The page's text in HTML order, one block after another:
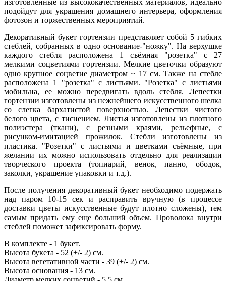
изготовленные из высококачественных материалов, идеально
подойдут для украшения домашнего интерьера, оформления
фотозон и торжественных мероприятий.
Декоративный букет гортензии представляет собой 5 гибких
стеблей, собранных в одно основание-"ножку". На верхушке
каждого стебля расположена 1 съёмная "розетка" с 27
мелкими соцветиями гортензии. Мелкие цветочки образуют
одно крупное соцветие диаметром ~ 17 см. Также на стебле
расположена 1 "розетка" с листьями. "Розетка" с листьями
мобильна, ее можно передвигать вдоль стебля. Лепестки
гортензии изготовлены из нежнейшего искусственного шелка
со слегка бархатистой поверхностью. Лепестки чистого
белого цвета, с тиснением. Листья изготовлены из плотного
полиэстера (ткани), с резными краями, рельефные, с
рисунком-имитацией прожилок. Стебли изготовлены из
пластика. "Розетки" с листьями и цветками съёмные, при
желании их можно использовать отдельно для реализации
творческого проекта (топиарий, венок, панно, ободок,
заколки, украшение упаковки и т.д.).
После получения декоративный букет необходимо подержать
над паром 10-15 сек и расправить вручную (в процессе
доставки цветы искусственные будут плотно сложены), тем
самым придать ему еще больший объем. Проволока внутри
стеблей поможет зафиксировать форму.
В комплекте - 1 букет.
Высота букета - 52 (+/- 2) см.
Высота вегетативной части - 39 (+/- 2) см.
Высота основания - 13 см.